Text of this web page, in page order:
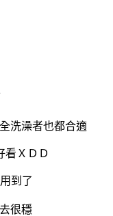
洗澡者也都合適
看ＸＤＤ
到了
很穩